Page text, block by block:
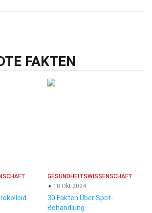
FAKTEN
GESUNDHEITSWISSENSCHAFT
18 Okt 2024
30 Fakten Über Spot-
Behandlung